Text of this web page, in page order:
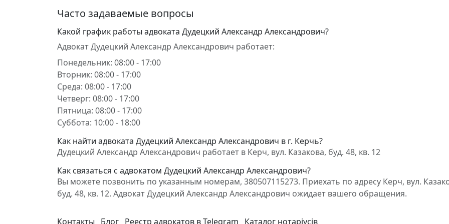
Часто задаваемые вопросы
Какой график работы адвоката Дудецкий Александр Александрович?
Адвокат Дудецкий Александр Александрович работает:
Понедельник: 08:00 - 17:00
Вторник: 08:00 - 17:00
Среда: 08:00 - 17:00
Четверг: 08:00 - 17:00
Пятница: 08:00 - 17:00
Суббота: 10:00 - 18:00
Как найти адвоката Дудецкий Александр Александрович в г. Керчь?
Дудецкий Александр Александрович работает в Керч, вул. Казакова, буд. 48, кв. 12
Как связаться с адвокатом Дудецкий Александр Александрович?
Вы можете позвонить по указанным номерам, 380507115273. Приехать по адресу Керч, вул.
буд. 48, кв. 12. Адвокат Дудецкий Александр Александрович ожидает вашего обращения.
Контакты Блог Реестр адвокатов в Telegram Каталог нотаріусів